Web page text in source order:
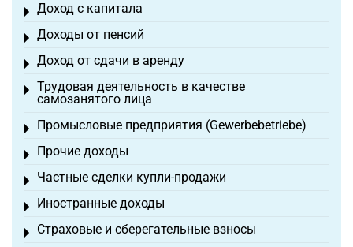
Доход с капитала
Toggle menu
Доходы от пенсий
Toggle menu
Доход от сдачи в аренду
Toggle menu
Трудовая деятельность в качестве
самозанятого лица
Toggle menu
Промысловые предприятия (Gewerbebetriebe)
Toggle menu
Прочие доходы
Toggle menu
Частные сделки купли-продажи
Toggle menu
Иностранные доходы
Toggle menu
Страховые и сберегательные взносы
Toggle menu